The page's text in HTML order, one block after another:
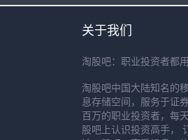
关于我们
淘股吧：职业投资者都
淘股吧中国大陆知名的
息存储空间，服务于证
百万的职业投资者，每
股吧上认识投资高手，